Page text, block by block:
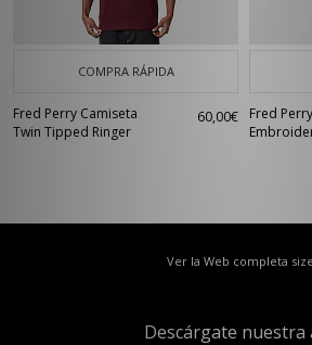
COMPRA RÁPIDA
Fred Perry Camiseta
Twin Tipped Ringer
60,00€
Fred
Ver la Web completa
Descárgate nuestra